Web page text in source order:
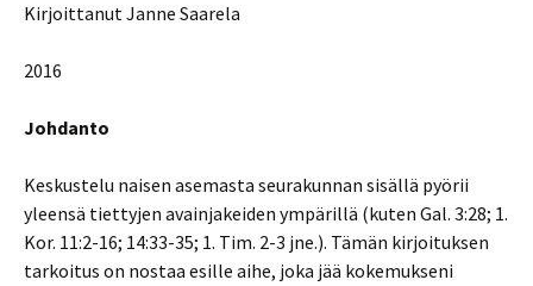
Kirjoittanut Janne Saarela
2016
Johdanto
Keskustelu naisen asemasta seurakunnan sisällä pyörii
yleensä tiettyjen avainjakeiden ympärillä (kuten Gal. 3:28; 1.
Kor. 11:2-16; 14:33-35; 1. Tim. 2-3 jne.). Tämän kirjoituksen
tarkoitus on nostaa esille aihe, joka jää kokemukseni